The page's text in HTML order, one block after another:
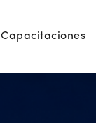
Capacitaciones